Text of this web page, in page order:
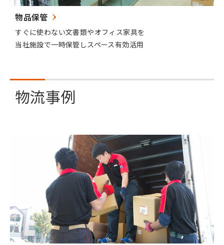
物品保管
すぐに使わない文書類やオフィス家具を
当社施設で一時保管しスペース有効活用
物流事例